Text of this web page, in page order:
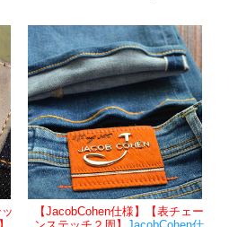
【JacobCohen仕様】【表チェー